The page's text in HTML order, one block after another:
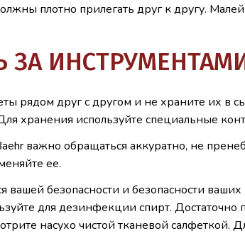
плотно прилегать друг к другу.
ЗА
рядом друг с другом и не храните их
хранения используйте специальные
важно обращаться аккуратно, не
ее.
безопасности и безопасности
для дезинфекции спирт.
насухо чистой тканевой салфеткой.